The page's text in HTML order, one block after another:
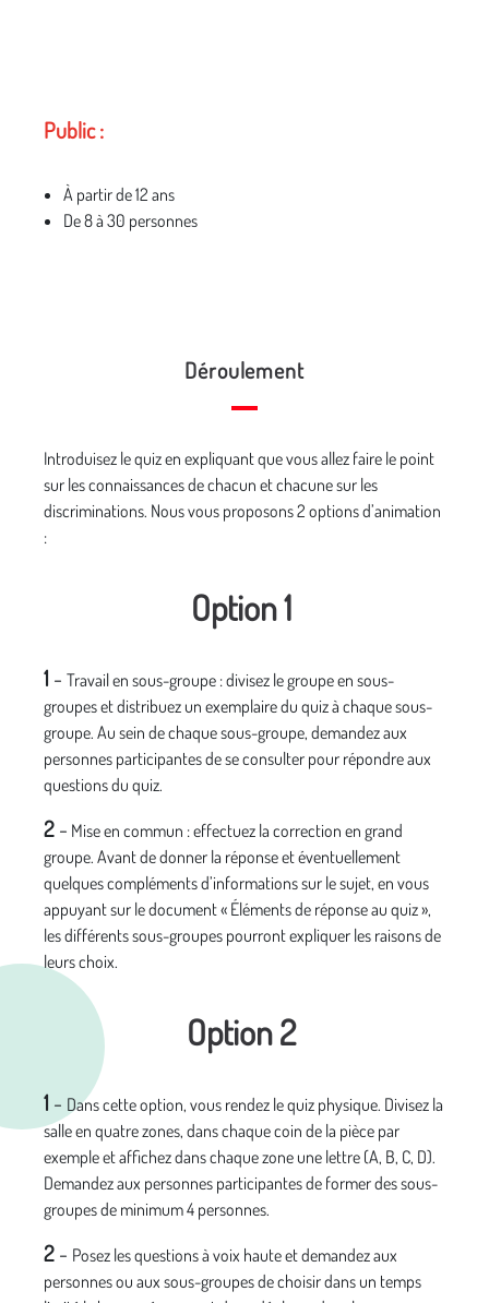
Public :
À partir de 12 ans
De 8 à 30 personnes
Déroulement
Introduisez le quiz en expliquant que vous allez faire le point
sur les connaissances de chacun et chacune sur les
discriminations. Nous vous proposons 2 options d’animation
:
Option 1
1- Travail en sous-groupe : divisez le groupe en sous-
groupes et distribuez un exemplaire du quiz à chaque sous-
groupe. Au sein de chaque sous-groupe, demandez aux
personnes participantes de se consulter pour répondre aux
questions du quiz.
2- Mise en commun : effectuez la correction en grand
groupe. Avant de donner la réponse et éventuellement
quelques compléments d’informations sur le sujet, en vous
appuyant sur le document « Éléments de réponse au quiz »,
les différents sous-groupes pourront expliquer les raisons de
leurs choix.
Option 2
1 - Dans cette option, vous rendez le quiz physique. Divisez la
salle en quatre zones, dans chaque coin de la pièce par
exemple et affichez dans chaque zone une lettre (A, B, C, D).
Demandez aux personnes participantes de former des sous-
groupes de minimum 4 personnes.
2- Posez les questions à voix haute et demandez aux
personnes ou aux sous-groupes de choisir dans un temps